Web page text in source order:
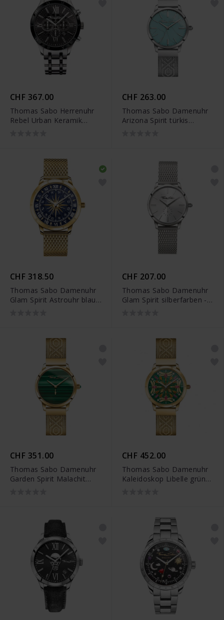
CHF 367.00
Thomas Sabo Herrenuhr
Rebel Urban Keramik
CHF 263.00
Thomas Sabo Damenuhr
Arizona Spirit türkis
CHF 318.50
Thomas Sabo Damenuhr
Glam Spirit Astrouhr blau
CHF 207.00
Thomas Sabo Damenuhr
Glam Spirit silberfarben -
CHF 351.00
Thomas Sabo Damenuhr
Garden Spirit Malachit
CHF 452.00
Thomas Sabo Damenuhr
Kaleidoskop Libelle grün